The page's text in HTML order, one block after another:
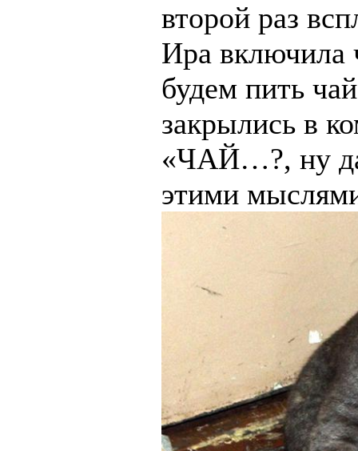
второй раз
Ира включила
будем пить
закрылись в
«ЧАЙ…?, ну да
этими